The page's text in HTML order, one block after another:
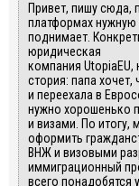
Привет, пишу сюда,
платформахнужную
поднимает. К
юридическая
компания UtopiaEU,
стория: папа хочет,
и переехала в
нужно хорошенько
и визами. По итогу,
оформить
ВНЖ и визовыми
иммиграционный
всего понадобятся